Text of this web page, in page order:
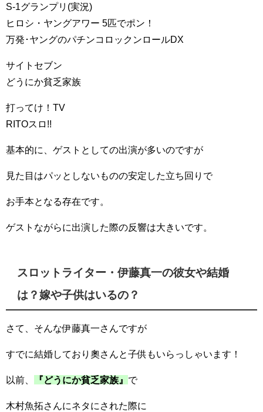
S-1グランプリ(実況)
ヒロシ・ヤングアワー 5匹でポン！
万発･ヤングのパチンコロックンロールDX
サイトセブン
どうにか貧乏家族
打ってけ！TV
RITOスロ!!
基本的に、ゲストとしての出演が多いのですが
見た目はパッとしないものの安定した立ち回りで
お手本となる存在です。
ゲストながらに出演した際の反響は大きいです。
スロットライター・伊藤真一の彼女や結婚
は？嫁や子供はいるの？
さて、そんな伊藤真一さんですが
すでに結婚しており奧さんと子供もいらっしゃいます！
以前、 『どうにか貧乏家族』 で
木村魚拓さんにネタにされた際に